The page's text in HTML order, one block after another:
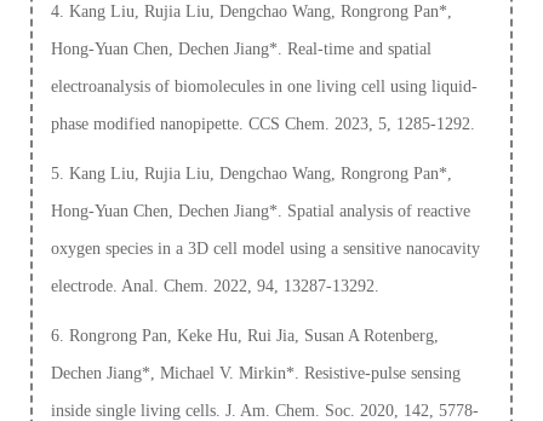
4. Kang Liu, Rujia Liu, Dengchao Wang, Rongrong Pan*,
Hong-Yuan Chen, Dechen Jiang*. Real-time and spatial
electroanalysis of biomolecules in one living cell using liquid-
phase modified nanopipette. CCS Chem. 2023, 5, 1285-1292.
5. Kang Liu, Rujia Liu, Dengchao Wang, Rongrong Pan*,
Hong-Yuan Chen, Dechen Jiang*. Spatial analysis of reactive
oxygen species in a 3D cell model using a sensitive nanocavity
electrode. Anal. Chem. 2022, 94, 13287-13292.
6. Rongrong Pan, Keke Hu, Rui Jia, Susan A Rotenberg,
Dechen Jiang*, Michael V. Mirkin*. Resistive-pulse sensing
inside single living cells. J. Am. Chem. Soc. 2020, 142, 5778-